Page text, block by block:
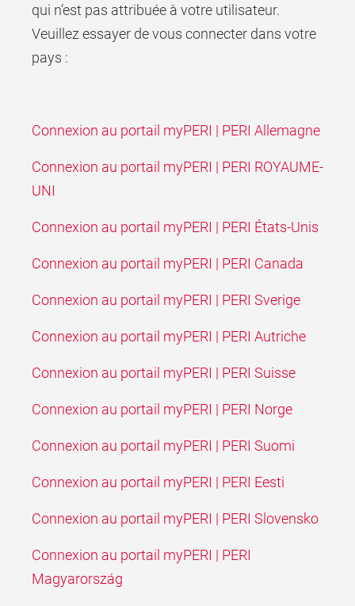
qui n’est pas attribuée à votre utilisateur.
Veuillez essayer de vous connecter dans votre
pays :
Connexion au portail myPERI | PERI Allemagne
Connexion au portail myPERI | PERI ROYAUME-
UNI
Connexion au portail myPERI | PERI États-Unis
Connexion au portail myPERI | PERI Canada
Connexion au portail myPERI | PERI Sverige
Connexion au portail myPERI | PERI Autriche
Connexion au portail myPERI | PERI Suisse
Connexion au portail myPERI | PERI Norge
Connexion au portail myPERI | PERI Suomi
Connexion au portail myPERI | PERI Eesti
Connexion au portail myPERI | PERI Slovensko
Connexion au portail myPERI | PERI
Magyarország